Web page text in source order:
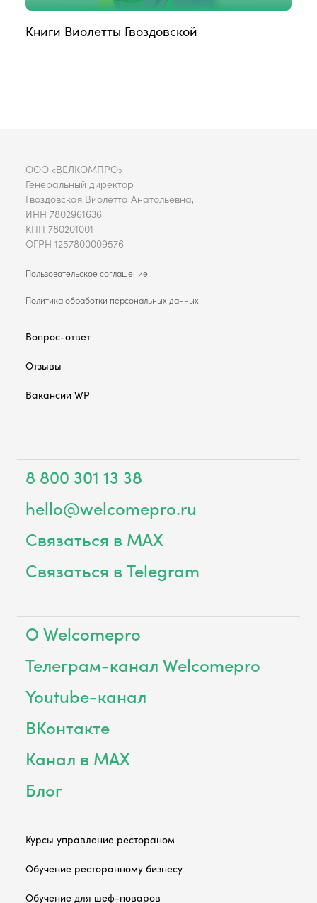
Книги Виолетты Гвоздовской
ООО «ВЕЛКОМПРО»
Генеральный директор
Гвоздовская Виолетта Анатольевна,
ИНН 7802961636
КПП 780201001
ОГРН 1257800009576
Пользовательское соглашение
Политика обработки персональных данных
Вопрос-ответ
Отзывы
Вакансии WP
8 800 301 13 38
hello@welcomepro.ru
Связаться в MAX
Связаться в Telegram
О Welcomepro
Телеграм-канал Welcomepro
Youtube-канал
ВКонтакте
Канал в MAX
Блог
Курсы управление рестораном
Обучение ресторанному бизнесу
Обучение для шеф-поваров